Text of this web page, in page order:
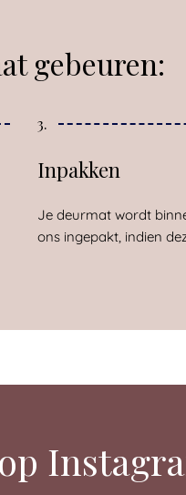
gebeuren:
3.
Inpakken
Je deurmat wordt
ons ingepakt, indien